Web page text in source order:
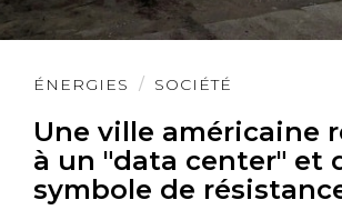
ÉNERGIES SOCIÉTÉ
Une ville américaine
à un "data center" et
symbole de
Lire